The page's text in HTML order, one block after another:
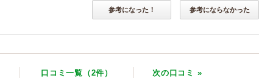
参考になった！ 参考にならなかった
口コミ一覧（2件） 次の口コミ »